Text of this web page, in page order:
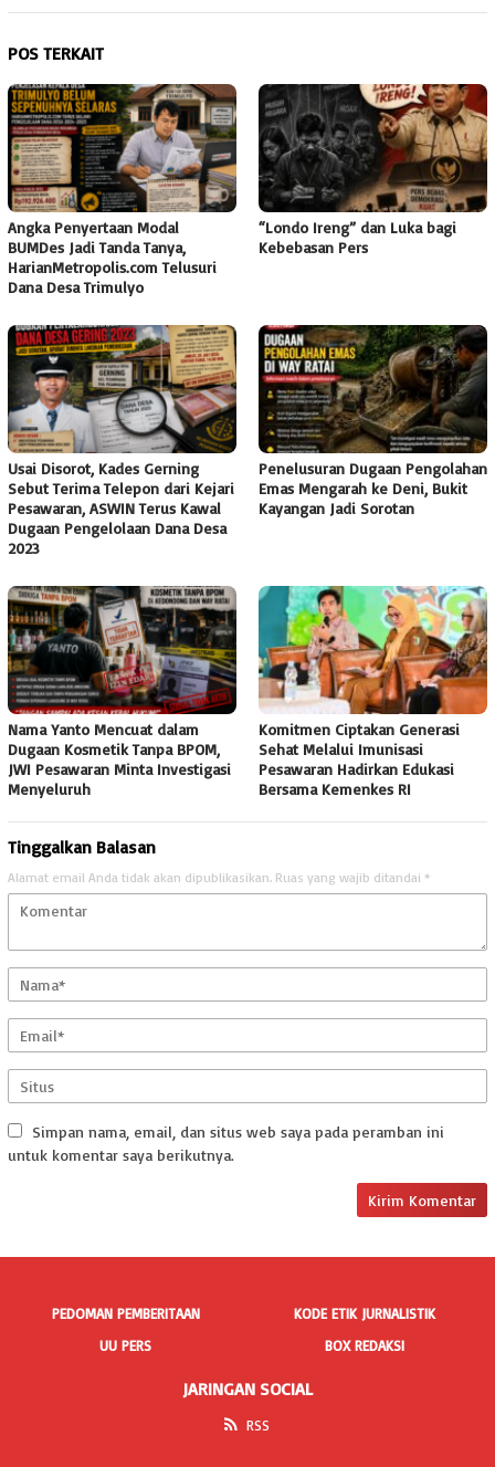
POS TERKAIT
Angka Penyertaan Modal
BUMDes Jadi Tanda Tanya,
HarianMetropolis.com Telusuri
Dana Desa Trimulyo
“Londo Ireng” dan Luka bagi
Kebebasan Pers
Usai Disorot, Kades Gerning
Sebut Terima Telepon dari Kejari
Pesawaran, ASWIN Terus Kawal
Dugaan Pengelolaan Dana Desa
2023
Penelusuran Dugaan Pengolahan
Emas Mengarah ke Deni, Bukit
Kayangan Jadi Sorotan
Nama Yanto Mencuat dalam
Dugaan Kosmetik Tanpa BPOM,
JWI Pesawaran Minta Investigasi
Menyeluruh
Komitmen Ciptakan Generasi
Sehat Melalui Imunisasi
Pesawaran Hadirkan Edukasi
Bersama Kemenkes RI
Tinggalkan Balasan
Alamat email Anda tidak akan dipublikasikan. Ruas yang wajib ditandai *
Simpan nama, email, dan situs web saya pada peramban ini
untuk komentar saya berikutnya.
PEDOMAN PEMBERITAAN
KODE ETIK JURNALISTIK
UU PERS
BOX REDAKSI
JARINGAN SOCIAL
RSS